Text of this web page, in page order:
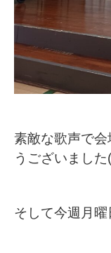
素敵な歌声で
うございました
そして今週月